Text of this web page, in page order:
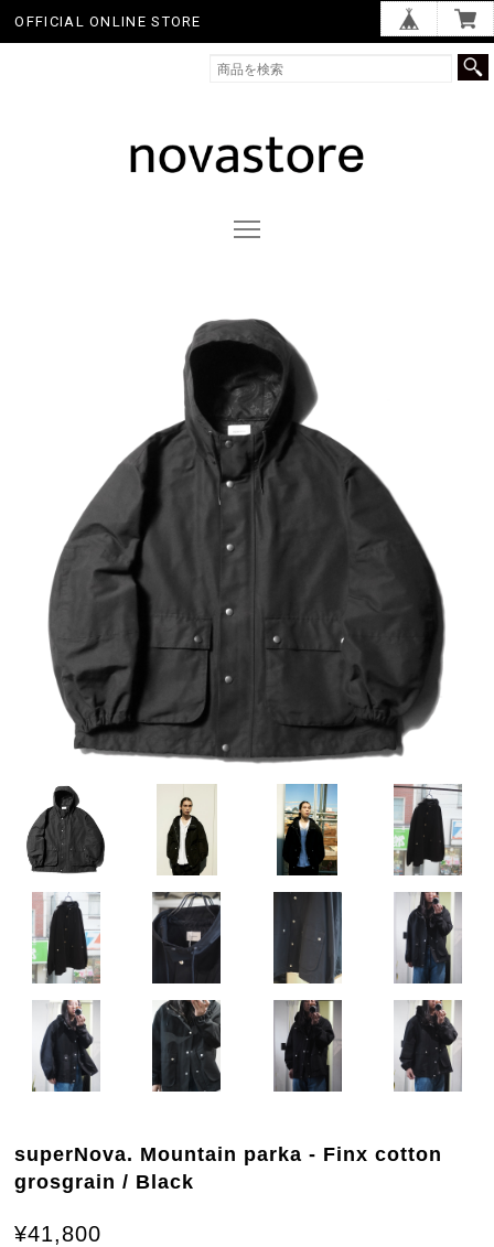
OFFICIAL ONLINE STORE
superNova. Mountain parka - Finx cotton
grosgrain / Black
¥41,800